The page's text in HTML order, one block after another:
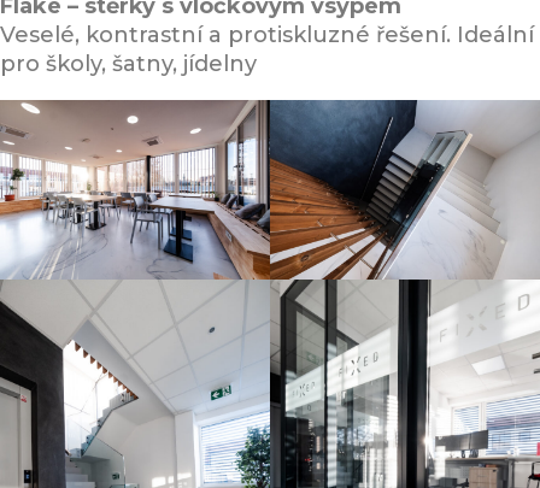
Flake – stěrky s vločkovým vsypem
Veselé, kontrastní a protiskluzné řešení. Ideální
pro školy, šatny, jídelny